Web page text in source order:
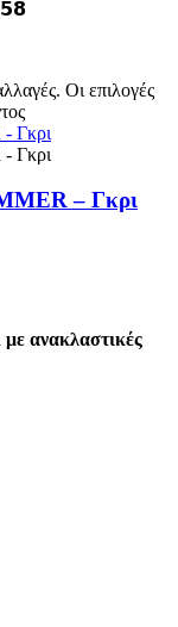
Οι επιλογές
– Γκρι
ανακλαστικές